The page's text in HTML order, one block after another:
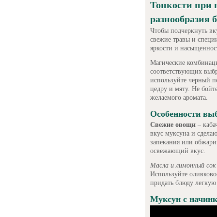
Тонкости при
разнообразия
Чтобы подчеркнуть
свежие травы и
яркости и
Магические
соответствующих
используйте черный
цедру и мяту. Не
желаемого аромата.
Особенности
Свежие овощи –
вкус муксуна и
запекания или
освежающий вкус.
Масла и лимонный сок
Используйте
придать блюду
Муксун с